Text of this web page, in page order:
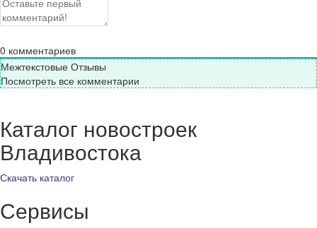
0 комментариев
Межтекстовые Отзывы
Посмотреть все комментарии
Каталог новостроек
Владивостока
Скачать каталог
Сервисы